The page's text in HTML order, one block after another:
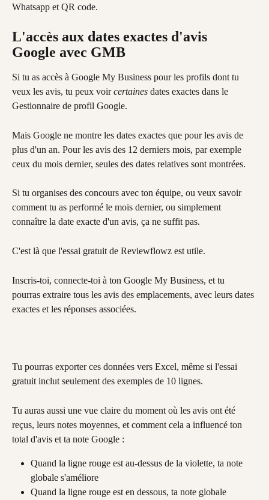
Whatsapp et QR code.
L'accès aux dates exactes d'avis
Google avec GMB
Si tu as accès à Google My Business pour les profils dont tu
veux les avis, tu peux voir certaines dates exactes dans le
Gestionnaire de profil Google.
Mais Google ne montre les dates exactes que pour les avis de
plus d'un an. Pour les avis des 12 derniers mois, par exemple
ceux du mois dernier, seules des dates relatives sont montrées.
Si tu organises des concours avec ton équipe, ou veux savoir
comment tu as performé le mois dernier, ou simplement
connaître la date exacte d'un avis, ça ne suffit pas.
C'est là que l'essai gratuit de Reviewflowz est utile.
Inscris-toi, connecte-toi à ton Google My Business, et tu
pourras extraire tous les avis des emplacements, avec leurs dates
exactes et les réponses associées.
Tu pourras exporter ces données vers Excel, même si l'essai
gratuit inclut seulement des exemples de 10 lignes.
Tu auras aussi une vue claire du moment où les avis ont été
reçus, leurs notes moyennes, et comment cela a influencé ton
total d'avis et ta note Google :
Quand la ligne rouge est au-dessus de la violette, ta note
globale s'améliore
Quand la ligne rouge est en dessous, ta note globale